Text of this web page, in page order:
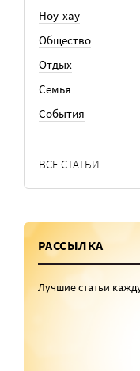
Ноу-хау
Общество
Отдых
Семья
События
ВСЕ СТАТЬИ
РАССЫЛКА
Лучшие статьи